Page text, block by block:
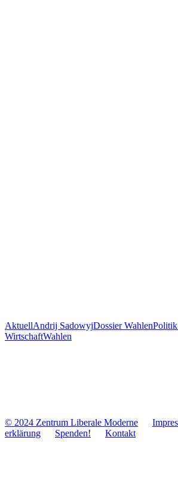
AktuellAndrij SadowyjDossier Wahlen
WirtschaftWahlen
© 2024 Zentrum Libe­rale Moderne
er­klä­rung
Spenden! Kontakt